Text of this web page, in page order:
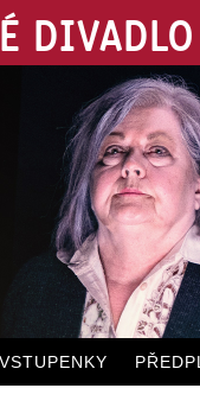
VSTUPENKY